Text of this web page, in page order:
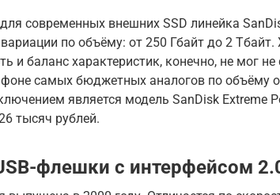
современных внешних SSD линейка
по объёму: от 250 Гбайт до 2
и баланс характеристик, конечно, не мог не
самых бюджетных аналогов по объёму
является модель SanDisk Extreme
тысяч рублей.
флешки с интерфейсом